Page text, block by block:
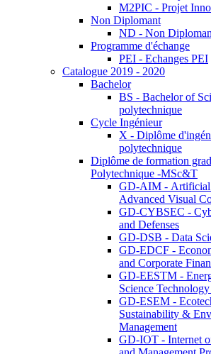
M2PIC - Projet
Non Diplomant
ND - Non
Programme d'échange
PEI - Echanges PEI
Catalogue 2019 - 2020
Bachelor
BS - Bachelor of
polytechnique
Cycle Ingénieur
X - Diplôme
polytechnique
Diplôme de formation
Polytechnique -MSc&T
GD-AIM - Artificial
Advanced Visual
GD-CYBSEC -
and Defenses
GD-DSB - Data
GD-EDCF -
and Corporate
GD-EESTM -
Science
GD-ESEM -
Sustainability &
Management
GD-IOT - Internet